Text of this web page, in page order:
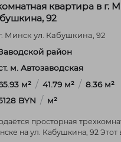
квартира в г.
92
Минск ул. Кабушкина, 92
район
м. Автозаводская
м² / 41.79 м² / 8.36 м²
BYN / м²
просторная
на ул. Кабушкина, 92 Этот вариант идеален